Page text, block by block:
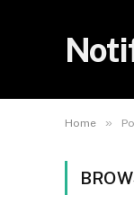
Home »